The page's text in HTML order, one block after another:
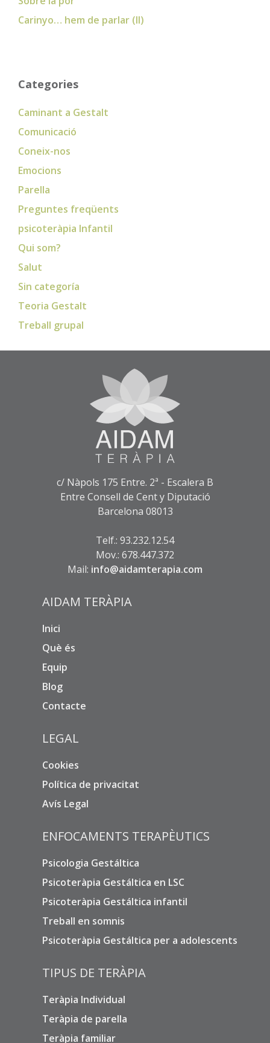
Carinyo… hem de parlar (II)
Categories
Caminant a Gestalt
Comunicació
Coneix-nos
Emocions
Parella
Preguntes freqüents
psicoteràpia Infantil
Qui som?
Salut
Sin categoría
Teoria Gestalt
Treball grupal
c/ Nàpols 175 Entre. 2ª - Escalera B
Entre Consell de Cent y Diputació
Barcelona 08013
Telf.: 93.232.12.54
Mov.: 678.447.372
Mail: info@aidamterapia.com
AIDAM TERÀPIA
Inici
Què és
Equip
Blog
Contacte
LEGAL
Cookies
Política de privacitat
Avís Legal
ENFOCAMENTS TERAPÈUTICS
Psicologia Gestáltica
Psicoteràpia Gestáltica en LSC
Psicoteràpia Gestáltica infantil
Treball en somnis
Psicoteràpia Gestáltica per a adolescents
TIPUS DE TERÀPIA
Teràpia Individual
Teràpia de parella
Teràpia familiar